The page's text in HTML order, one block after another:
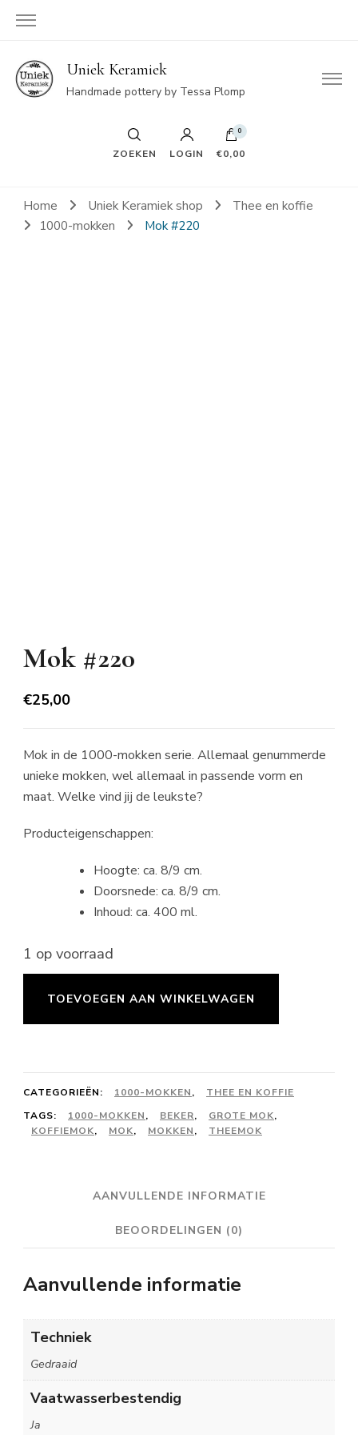
Uniek Keramiek
Handmade pottery by Tessa Plomp
ZOEKEN LOGIN
0
€0,00
Home Uniek Keramiek shop
Thee en koffie
1000-mokken
Mok #220
Mok #220
€25,00
Mok in de 1000-mokken serie. Allemaal genummerde
unieke mokken, wel allemaal in passende vorm en
maat. Welke vind jij de leukste?
Producteigenschappen:
Hoogte: ca. 8/9 cm.
Doorsnede: ca. 8/9 cm.
Inhoud: ca. 400 ml.
1 op voorraad
TOEVOEGEN AAN WINKELWAGEN
CATEGORIEËN: 1000-MOKKEN,
THEE EN KOFFIE
TAGS:
1000-MOKKEN, BEKER, GROTE MOK,
KOFFIEMOK, MOK, MOKKEN, THEEMOK
AANVULLENDE INFORMATIE
BEOORDELINGEN (0)
Aanvullende informatie
Techniek
Gedraaid
Vaatwasserbestendig
Ja